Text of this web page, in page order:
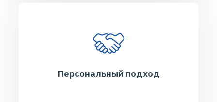
Персональный подход